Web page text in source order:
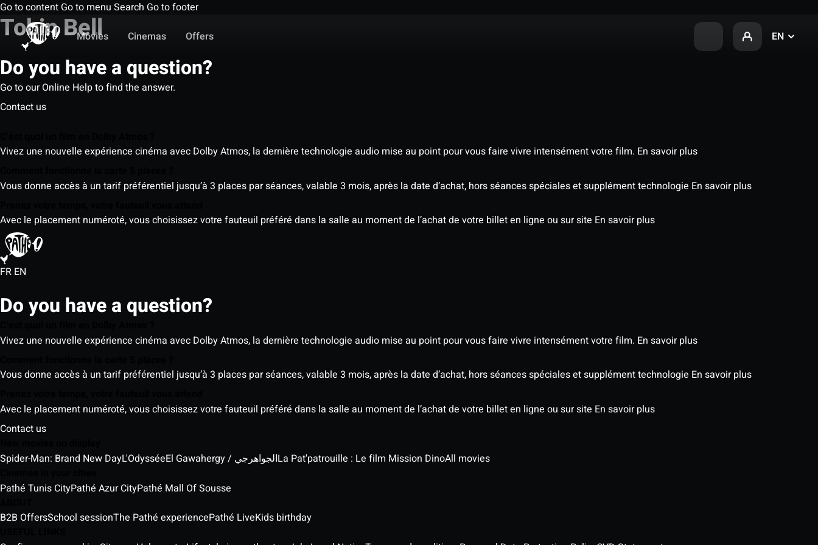
Go to content Go to menu Search Go to footer
Movies
Cinemas Offers EN
Tobin Bell
Do you have a question?
Go to our Online Help to find the answer.
Contact us
Vivez une nouvelle expérience cinéma avec Dolby Atmos, la dernière technologie audio mise au point pour vous faire vivre intensément votre film. En savoir plus
Vous donne accès à un tarif préférentiel jusqu’à 3 places par séances, valable 3 mois, après la date d’achat, hors séances spéciales et supplément technologie En savoir plus
Avec le placement numéroté, vous choisissez votre fauteuil préféré dans la salle au moment de l’achat de votre billet en ligne ou sur site En savoir plus
FR EN
Do you have a question?
Vivez une nouvelle expérience cinéma avec Dolby Atmos, la dernière technologie audio mise au point pour vous faire vivre intensément votre film. En savoir plus
Vous donne accès à un tarif préférentiel jusqu’à 3 places par séances, valable 3 mois, après la date d’achat, hors séances spéciales et supplément technologie En savoir plus
Avec le placement numéroté, vous choisissez votre fauteuil préféré dans la salle au moment de l’achat de votre billet en ligne ou sur site En savoir plus
Contact us
Spider-Man: Brand New DayL'Odyssée El Gawahergy / الجواهرجيLa Pat'patrouille : Le film Mission DinoAll movies
Pathé Tunis CityPathé Azur CityPathé Mall Of Sousse
B2B OffersSchool sessionThe Pathé experiencePathé LiveKids birthday